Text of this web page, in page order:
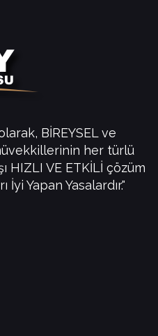
BİREYSEL ve
her türlü
HIZLI VE ETKİLİ çözüm
İyi Yapan Yasalardır."